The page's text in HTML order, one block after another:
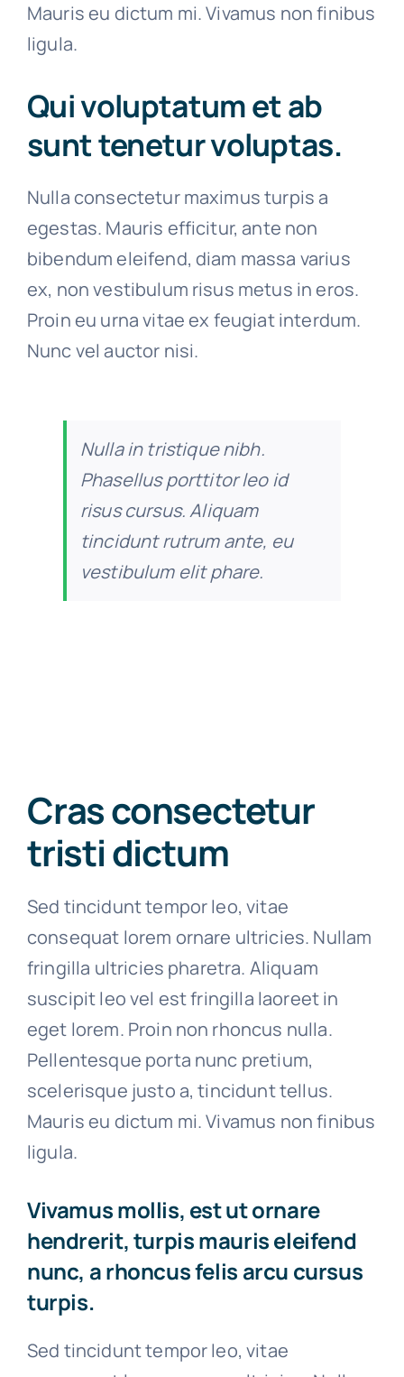
Mauris eu dictum mi. Vivamus non finibus
ligula.
Qui voluptatum et ab
sunt tenetur voluptas.
Nulla consectetur maximus turpis a
egestas. Mauris efficitur, ante non
bibendum eleifend, diam massa varius
ex, non vestibulum risus metus in eros.
Proin eu urna vitae ex feugiat interdum.
Nunc vel auctor nisi.
Nulla in tristique nibh.
Phasellus porttitor leo id
risus cursus. Aliquam
tincidunt rutrum ante, eu
vestibulum elit phare.
Cras consectetur
tristi dictum
Sed tincidunt tempor leo, vitae
consequat lorem ornare ultricies. Nullam
fringilla ultricies pharetra. Aliquam
suscipit leo vel est fringilla laoreet in
eget lorem. Proin non rhoncus nulla.
Pellentesque porta nunc pretium,
scelerisque justo a, tincidunt tellus.
Mauris eu dictum mi. Vivamus non finibus
ligula.
Vivamus mollis, est ut ornare
hendrerit, turpis mauris eleifend
nunc, a rhoncus felis arcu cursus
turpis.
Sed tincidunt tempor leo, vitae